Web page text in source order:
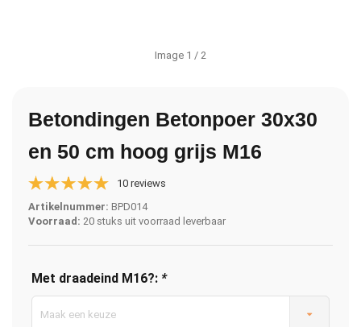
Image 1 / 2
Betondingen Betonpoer 30x30
en 50 cm hoog grijs M16
10 reviews
Artikelnummer: BPD014
Voorraad: 20 stuks uit voorraad leverbaar
Met draadeind M16?: *
Maak een keuze